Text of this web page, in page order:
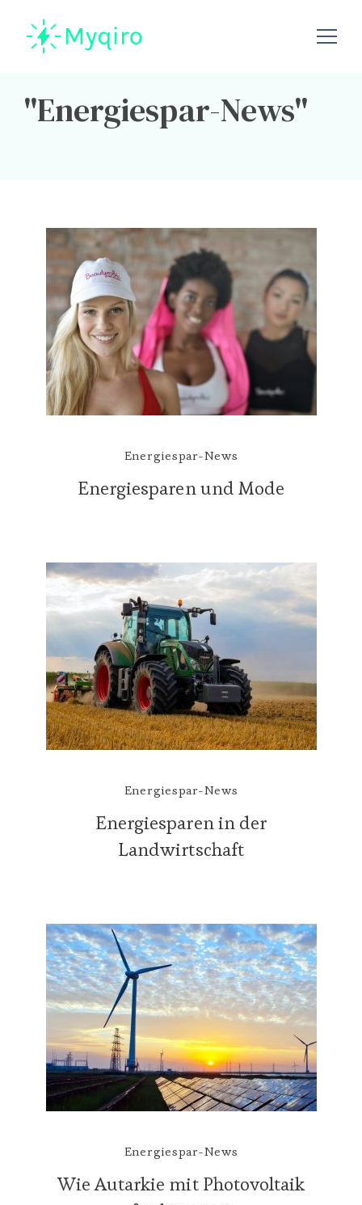
Energiespar-News
Energiespar-News
Energiesparen und Mode
Energiespar-News
Energiesparen in der
Landwirtschaft
Energiespar-News
Wie Autarkie mit Photovoltaik